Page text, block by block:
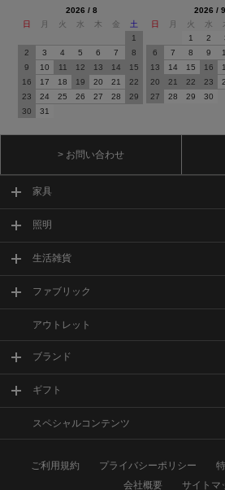
2026 / 8
日
月 火 水 木 金
土
1
2
3 4 5 6 7
8
9
10 11 12 13 14
15
16
17 18 19 20 21
22
23
24 25 26 27 28
29
30
31
2026 / 9
日
月 火 水
1
2
6
7 8 9
13
14 15 16
20
21 22 23
27
28 29 30
> お問い合わせ
家具
照明
生活雑貨
ファブリック
アウトレット
ブランド
ギフト
スペシャルコンテンツ
ご利用規約 プライバシーポリシー
会社概要
サイトマ